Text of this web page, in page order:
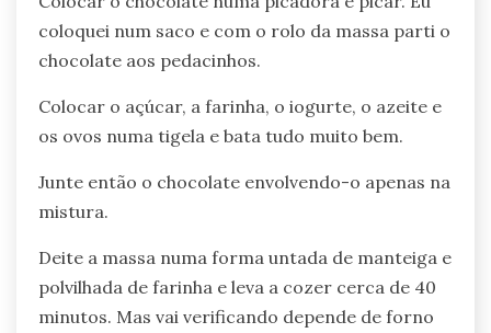
coloquei num saco e com o rolo da massa parti o
chocolate aos pedacinhos.
Colocar o açúcar, a farinha, o iogurte, o azeite e
os ovos numa tigela e bata tudo muito bem.
Junte então o chocolate envolvendo-o apenas na
mistura.
Deite a massa numa forma untada de manteiga e
polvilhada de farinha e leva a cozer cerca de 40
minutos. Mas vai verificando depende de forno